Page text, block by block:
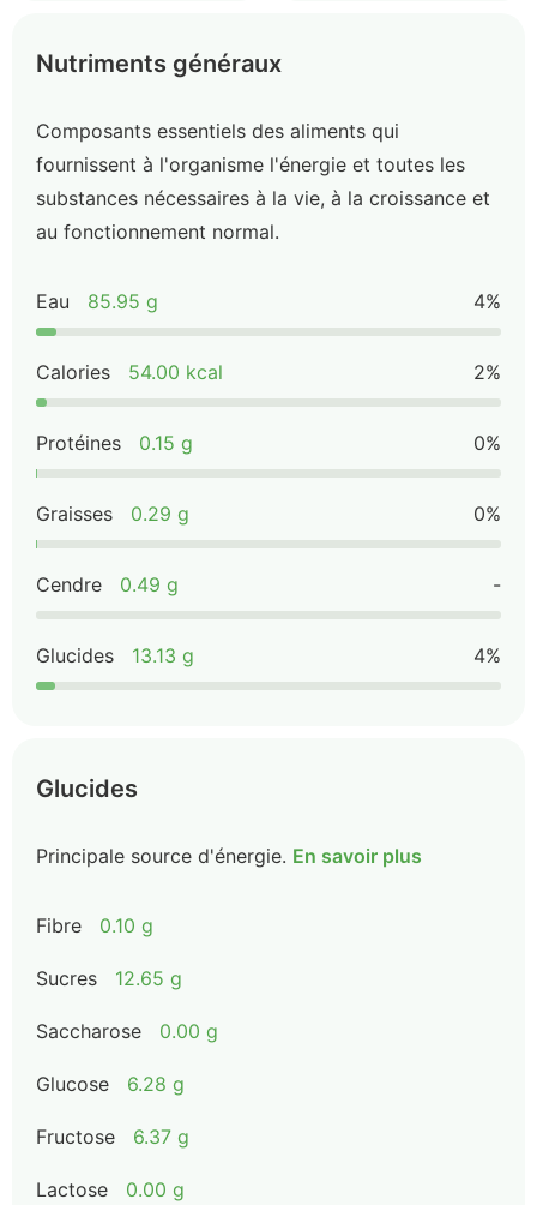
Nutriments généraux
Composants essentiels des aliments qui
fournissent à l'organisme l'énergie et toutes les
substances nécessaires à la vie, à la croissance et
au fonctionnement normal.
Eau 85.95 g 4%
Calories 54.00 kcal 2%
Protéines 0.15 g 0%
Graisses 0.29 g 0%
Cendre 0.49 g -
Glucides 13.13 g 4%
Glucides
Principale source d'énergie. En savoir plus
Fibre 0.10 g
Sucres 12.65 g
Saccharose 0.00 g
Glucose 6.28 g
Fructose 6.37 g
Lactose 0.00 g